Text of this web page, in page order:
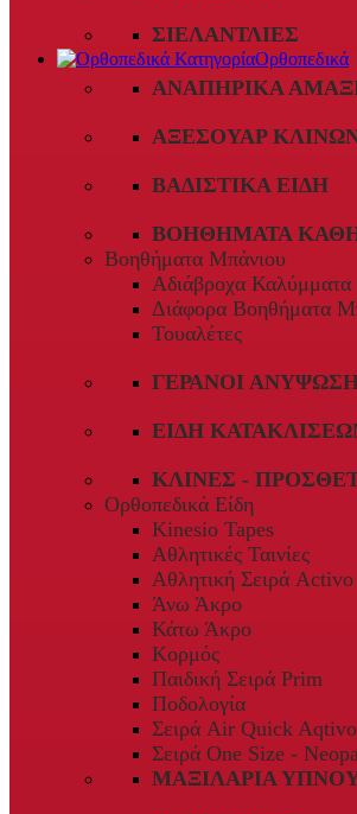
ΣΙΕΛΑΝΤΛΊΕΣ
Ορθοπεδικά
ΑΝΑΠΗΡΙΚΆ
ΑΞΕΣΟΥΆΡ
ΒΑΔΙΣΤΙΚΆ ΕΊΔΗ
ΒΟΗΘΉΜΑΤΑ
Βοηθήματα Μπάνιου
Αδιάβροχα Καλύμματα
Διάφορα Βοηθήματα
Τουαλέτες
ΓΕΡΑΝΟΊ
ΕΊΔΗ
ΚΛΊΝΕΣ -
Ορθοπεδικά Είδη
Kinesio Tapes
Αθλητικές Ταινίες
Αθλητική Σειρά
Άνω Άκρο
Κάτω Άκρο
Κορμός
Παιδική Σειρά Prim
Ποδολογία
Σειρά Air Quick
Σειρά One Size -
ΜΑΞΙΛΆΡΙΑ